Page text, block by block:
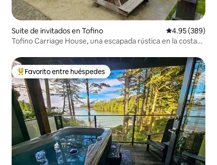
Suite de invitados en Tofino Calificación
4.95 (389)
Tofino Carriage House, una escapada rústica en la costa
Favorito entre huéspedes preferido
Favorito entre huéspedes